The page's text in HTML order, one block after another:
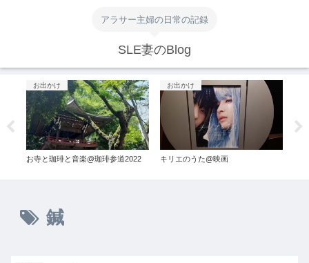
アラサー主婦の日常の記録
SLE妻のBlog
お出かけ
お寺と珈琲と音楽@珈琲参道2022
お出かけ
キリエのうた@映画
鍼